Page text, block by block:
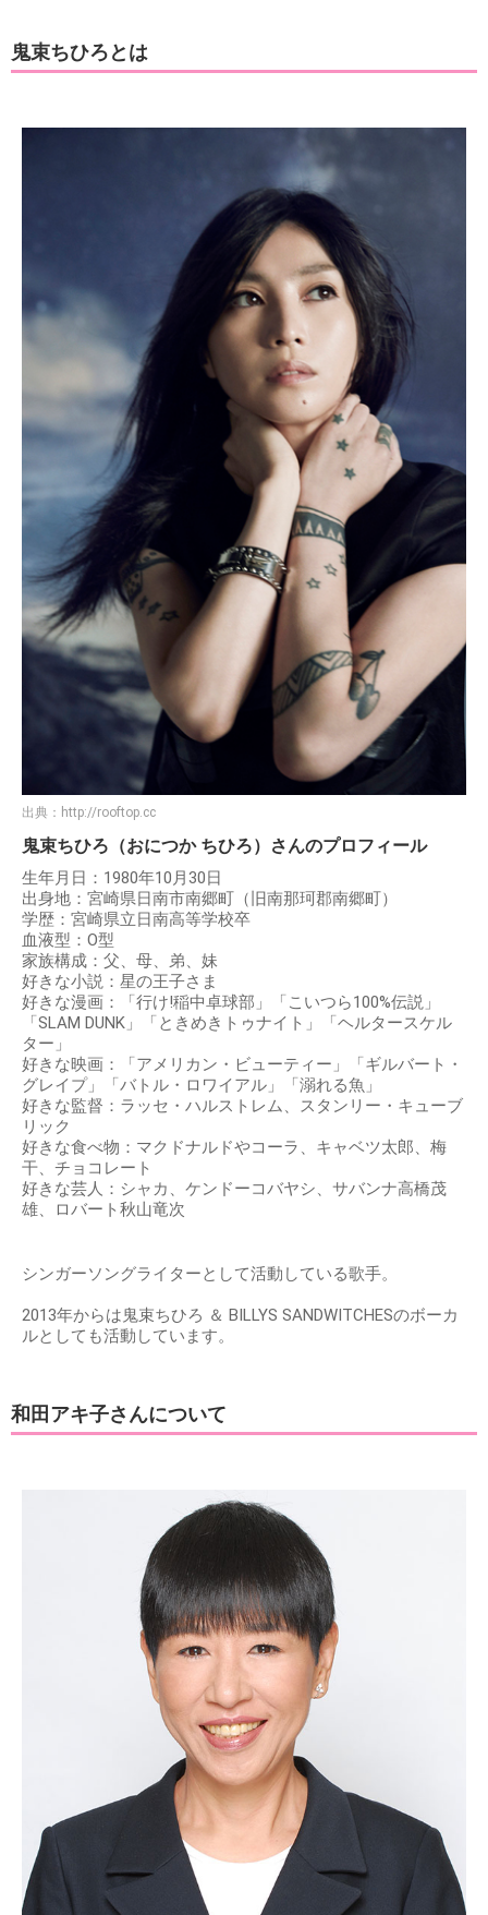
鬼束ちひろとは
出典： http://rooftop.cc
鬼束ちひろ（おにつか ちひろ）さんのプロフィール
生年月日：1980年10月30日
出身地：宮崎県日南市南郷町（旧南那珂郡南郷町）
学歴：宮崎県立日南高等学校卒
血液型：O型
家族構成：父、母、弟、妹
好きな小説：星の王子さま
好きな漫画：「行け!稲中卓球部」「こいつら100%伝説」
「SLAM DUNK」「ときめきトゥナイト」「ヘルタースケル
ター」
好きな映画：「アメリカン・ビューティー」「ギルバート・
グレイプ」「バトル・ロワイアル」「溺れる魚」
好きな監督：ラッセ・ハルストレム、スタンリー・キューブ
リック
好きな食べ物：マクドナルドやコーラ、キャベツ太郎、梅
干、チョコレート
好きな芸人：シャカ、ケンドーコバヤシ、サバンナ高橋茂
雄、ロバート秋山竜次
シンガーソングライターとして活動している歌手。
2013年からは鬼束ちひろ ＆ BILLYS SANDWITCHESのボーカ
ルとしても活動しています。
和田アキ子さんについて